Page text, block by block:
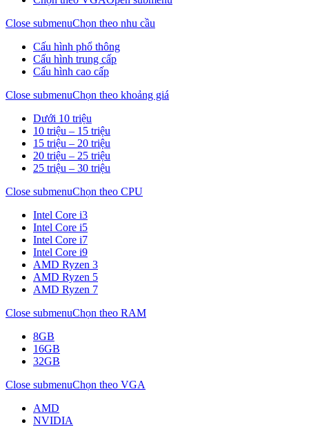
Close submenuChọn theo nhu cầu
Cấu hình phổ thông
Cấu hình trung cấp
Cấu hình cao cấp
Close submenuChọn theo khoảng giá
Dưới 10 triệu
10 triệu – 15 triệu
15 triệu – 20 triệu
20 triệu – 25 triệu
25 triệu – 30 triệu
Close submenuChọn theo CPU
Intel Core i3
Intel Core i5
Intel Core i7
Intel Core i9
AMD Ryzen 3
AMD Ryzen 5
AMD Ryzen 7
Close submenuChọn theo RAM
8GB
16GB
32GB
Close submenuChọn theo VGA
AMD
NVIDIA